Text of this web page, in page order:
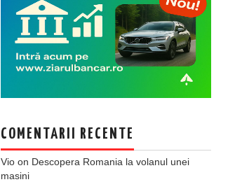
COMENTARII RECENTE
Vio on Descopera Romania la volanul unei
masini